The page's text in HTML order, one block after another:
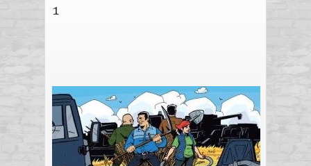
1